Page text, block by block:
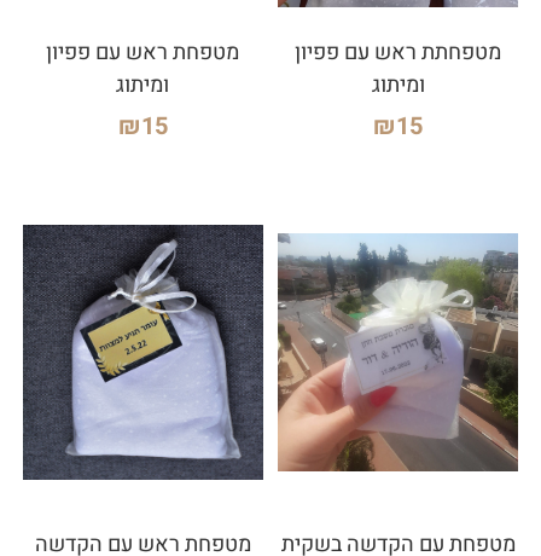
מטפחתת ראש עם פפיון
ומיתוג
₪15
מטפחת ראש עם פפיון
ומיתוג
₪15
מטפחת עם הקדשה בשקית
מטפחת ראש עם הקדשה